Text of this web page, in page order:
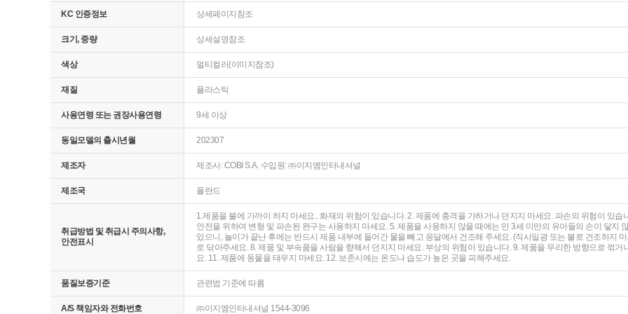
KC 인증정보 상세페이지참조
크기, 중량 상세설명참조
색상 멀티컬러(이미지참조)
재질 플라스틱
사용연령 또는 권장사용연령 9세 이상
동일모델의 출시년월 202307
제조자 제조사: COBI S.A. 수입원: ㈜이지엠인터내셔널
제조국 폴란드
취급방법 및 취급시 주의사항,
안전표시
1.제품을 불에 가까이 하지 마세요.. 화재의 위험이 있습니다. 2. 제품에 충격을 가하거나 던지지 마세요. 파손의 위험이 있
안전을 위하여 변형 및 파손된 완구는 사용하지 마세요. 5. 제품을 사용하지 않을 때에는 만 3세 미만의 유아들의 손이 닿지
있으니, 놀이가 끝난 후에는 반드시 제품 내부에 들어간 물을 빼고 응달에서 건조해 주세요. (직사일광 또는 불로 건조하지
로 닦아주세요. 8. 제품 및 부속품을 사람을 향해서 던지지 마세요. 부상의 위험이 있습니다. 9. 제품을 무리한 방향으로 꺾
요. 11. 제품에 동물을 태우지 마세요. 12. 보존시에는 온도나 습도가 높은 곳을 피해주세요.
품질보증기준 관련법 기준에 따름
A/S 책임자와 전화번호 ㈜이지엠인터내셔널 1544-3096